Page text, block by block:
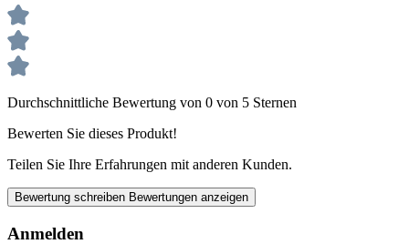
Durchschnittliche Bewertung von 0 von 5 Sternen
Bewerten Sie dieses Produkt!
Teilen Sie Ihre Erfahrungen mit anderen Kunden.
Bewertung schreiben Bewertungen anzeigen
Anmelden